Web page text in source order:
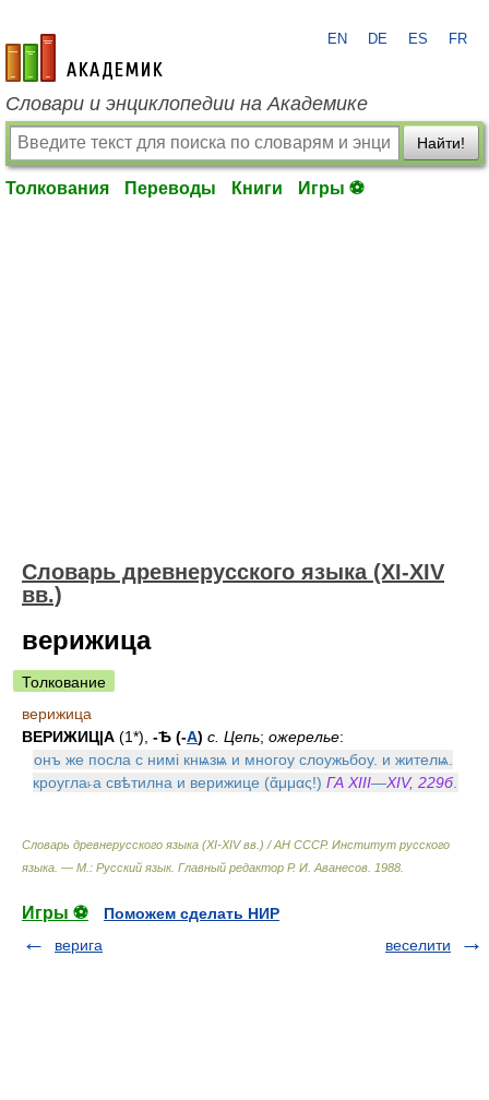
academic.ru
EN DE ES FR
Словари и энциклопедии на Академике
Найти!
Толкования Переводы Книги Игры ⚽
Словарь древнерусского языка (XI-XIV
вв.)
верижица
Толкование
верижица
ВЕРИЖИЦ|А (1*), -Ѣ (-А) с. Цепь; ожерелье:
онъ же посла с нимi кнѩзѩ и многоу слоужьбоу. и жителѩ.
кроугла˫а свѣтилна и верижице (ἄμμας!) ГА XIII—XIV, 229б.
Словарь древнерусского языка (XI-XIV вв.) / АН СССР. Институт русского
языка. — М.: Русский язык. Главный редактор Р. И. Аванесов 1988
Игры ⚽
Поможем сделать НИР
верига
веселити